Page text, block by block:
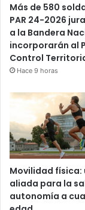
Más de 580
PAR 24-2026
a la Bandera
incorporarán al
Control
Hace 9 horas
Movilidad física:
aliada para la
autonomía a